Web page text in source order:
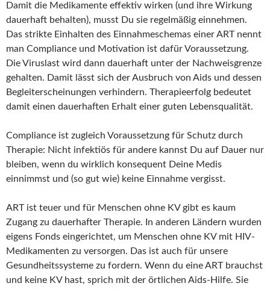
Damit die Medikamente effektiv wirken (und ihre Wirkung
dauerhaft behalten), musst Du sie regelmäßig einnehmen.
Das strikte Einhalten des Einnahmeschemas einer ART nennt
man Compliance und Motivation ist dafür Voraussetzung.
Die Viruslast wird dann dauerhaft unter der Nachweisgrenze
gehalten. Damit lässt sich der Ausbruch von Aids und dessen
Begleiterscheinungen verhindern. Therapieerfolg bedeutet
damit einen dauerhaften Erhalt einer guten Lebensqualität.
Compliance ist zugleich Voraussetzung für Schutz durch
Therapie: Nicht infektiös für andere kannst Du auf Dauer nur
bleiben, wenn du wirklich konsequent Deine Medis
einnimmst und (so gut wie) keine Einnahme vergisst.
ART ist teuer und für Menschen ohne KV gibt es kaum
Zugang zu dauerhafter Therapie. In anderen Ländern wurden
eigens Fonds eingerichtet, um Menschen ohne KV mit HIV-
Medikamenten zu versorgen. Das ist auch für unsere
Gesundheitssysteme zu fordern. Wenn du eine ART brauchst
und keine KV hast, sprich mit der örtlichen Aids-Hilfe. Sie